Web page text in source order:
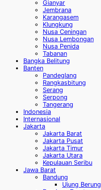
Gianyar
Jembrana
Karangasem
Klungkung
Nusa Ceningan
Nusa Lembongan
Nusa Penida
Tabanan
Bangka Belitung
Banten
Pandeglang
Rangkasbitung
Serang
Serpong
Tangerang
Indonesia
Internasional
Jakarta
Jakarta Barat
Jakarta Pusat
Jakarta Timur
Jakarta Utara
Kepulauan Seribu
Jawa Barat
Bandung
Ujung Berung